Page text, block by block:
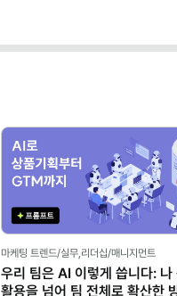
마케팅 트렌드/실무,리더십/매니지먼트
우리 팀은 AI 이렇게 씁니다: 나
활용을 넘어 팀 전체로 확산한